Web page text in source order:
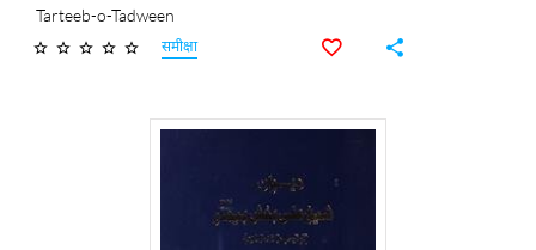
Tarteeb-o-Tadween
समीक्षा